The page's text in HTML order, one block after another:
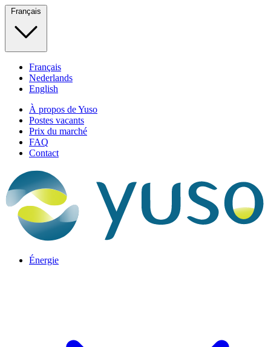
Français
Français
Nederlands
English
À propos de Yuso
Postes vacants
Prix du marché
FAQ
Contact
Énergie